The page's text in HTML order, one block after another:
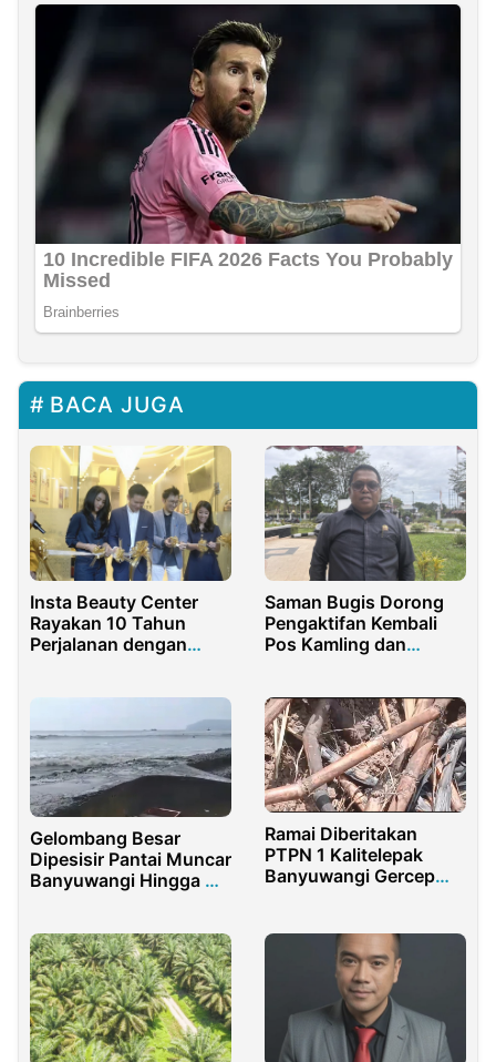
BACA JUGA
Insta Beauty Center
Rayakan 10 Tahun
Perjalanan dengan
Saman Bugis Dorong
Pengaktifan Kembali
Pos Kamling dan
Gelombang Besar
Dipesisir Pantai Muncar
Banyuwangi Hingga Air
Ramai Diberitakan
PTPN 1 Kalitelepak
Banyuwangi Gercep